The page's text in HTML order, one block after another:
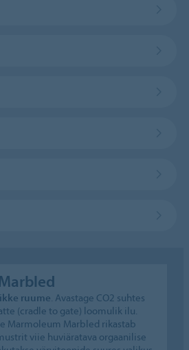
ruume . Avastage CO2 suhtes
(cradle to gate) loomulik ilu.
Marmoleum Marbled rikastab
viie huviäratava orgaanilise